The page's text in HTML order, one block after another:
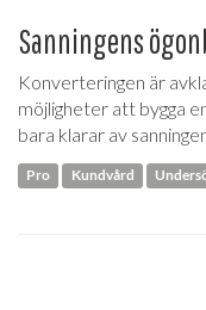
Sanningens
Konverteringen är
möjligheter att bygga
bara klarar av
Pro Kundvård